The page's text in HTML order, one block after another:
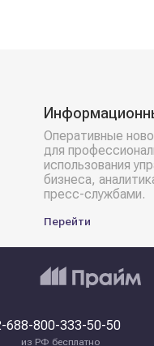
Оперативные
для
использования
бизнеса,
пресс-службами.
Перейти
688-800-333-50-50
из РФ бесплатно